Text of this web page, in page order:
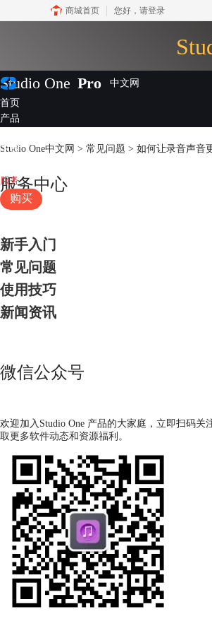
商城首页 您好， 请登录
Studio One Pro
首页
产品
下载
服务
购买
Studio One中文网 > 常见问题 > 如何让录音声音
服务中心
新手入门
常见问题
使用技巧
新闻资讯
微信公众号
欢迎加入Studio One 产品的大家庭，立即扫码关
取更多软件动态和资源福利。